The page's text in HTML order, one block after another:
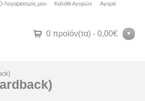
Λογαριασμός μου Καλάθι Αγορών Αγορά
0 προϊόν(τα) - 0,00€